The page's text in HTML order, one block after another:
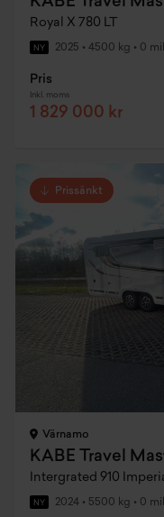
Royal X 780 LT
NY 2025 • 4500 kg • 0 mil
Pris
Inkl. moms
1 829 000 kr
Prissänkt
Värnamo
KABE Travel
Intergrated 910
NY 2024 • 5500 kg • 0 mil